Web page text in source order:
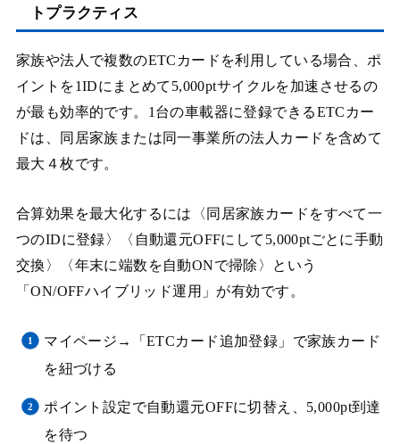
トプラクティス
家族や法人で複数のETCカードを利用している場合、ポ
イントを1IDにまとめて5,000ptサイクルを加速させるの
が最も効率的です。1台の車載器に登録できるETCカー
ドは、同居家族または同一事業所の法人カードを含めて
最大４枚です。
合算効果を最大化するには〈同居家族カードをすべて一
つのIDに登録〉〈自動還元OFFにして5,000ptごとに手動
交換〉〈年末に端数を自動ONで掃除〉という
「ON/OFFハイブリッド運用」が有効です。
マイページ→「ETCカード追加登録」で家族カード
を紐づける
ポイント設定で自動還元OFFに切替え、5,000pt到達
を待つ